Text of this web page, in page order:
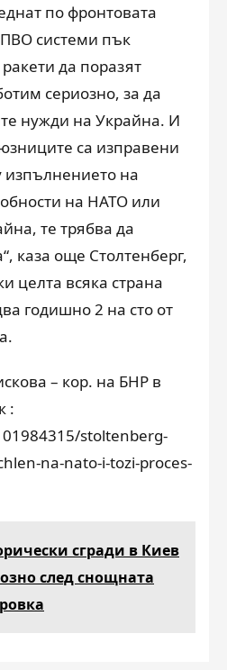
по фронтовата
системи пък
да поразят
сериозно, за да
нужди на Украйна. И
са изправени
на
на НАТО или
те трябва да
каза още Столтенберг,
целта всяка страна
годишно 2 на сто от
– кор. на БНР в
:
stoltenberg-
na-nato-i-tozi-proces-
сгради в Киев
след снощната